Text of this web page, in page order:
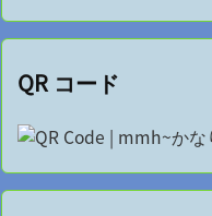
QR コード